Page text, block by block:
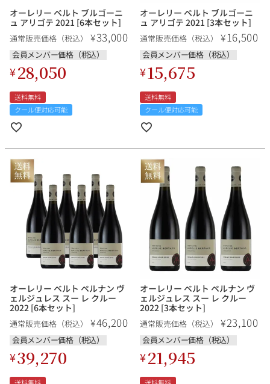
オーレリー ベルト ブルゴーニ
ュ アリゴテ 2021 [6本セット]
通常販売価格（税込） ¥33,000
会員メンバー価格（税込）
¥28,050
送料無料
クール便対応可能
オーレリー ベルト ブルゴーニ
ュ アリゴテ 2021 [3本セット]
通常販売価格（税込） ¥16,500
会員メンバー価格（税込）
¥15,675
送料無料
クール便対応可能
オーレリー ベルト ペルナン ヴ
ェルジュレス スー レ クルー
2022 [6本セット]
通常販売価格（税込） ¥46,200
会員メンバー価格（税込）
¥39,270
オーレリー ベルト ペルナン ヴ
ェルジュレス スー レ クルー
2022 [3本セット]
通常販売価格（税込） ¥23,100
会員メンバー価格（税込）
¥21,945